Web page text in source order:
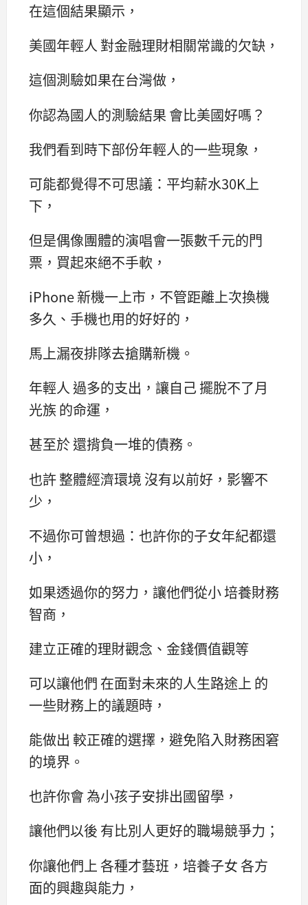
在這個結果顯示，
美國年輕人 對金融理財相關常識的欠缺，
這個測驗如果在台灣做，
你認為國人的測驗結果 會比美國好嗎？
我們看到時下部份年輕人的一些現象，
可能都覺得不可思議：平均薪水30K上
下，
但是偶像團體的演唱會一張數千元的門
票，買起來絕不手軟，
iPhone 新機一上市，不管距離上次換機
多久、手機也用的好好的，
馬上漏夜排隊去搶購新機。
年輕人 過多的支出，讓自己 擺脫不了月
光族 的命運，
甚至於 還揹負一堆的債務。
也許 整體經濟環境 沒有以前好，影響不
少，
不過你可曾想過：也許你的子女年紀都還
小，
如果透過你的努力，讓他們從小 培養財務
智商，
建立正確的理財觀念、金錢價值觀等
可以讓他們 在面對未來的人生路途上 的
一些財務上的議題時，
能做出 較正確的選擇，避免陷入財務困窘
的境界。
也許你會 為小孩子安排出國留學，
讓他們以後 有比別人更好的職場競爭力；
你讓他們上 各種才藝班，培養子女 各方
面的興趣與能力，